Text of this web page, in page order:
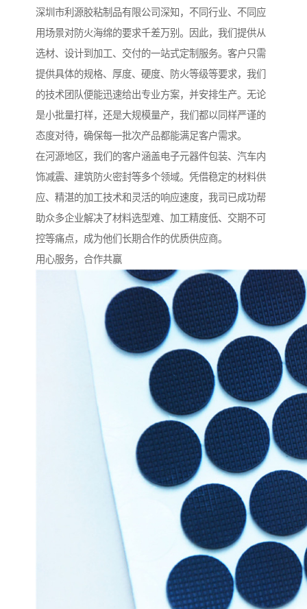
深圳市利源胶粘制品有限公司深知，不同行业、不同应
用场景对防火海绵的要求千差万别。因此，我们提供从
选材、设计到加工、交付的一站式定制服务。客户只需
提供具体的规格、厚度、硬度、防火等级等要求，我们
的技术团队便能迅速给出专业方案，并安排生产。无论
是小批量打样，还是大规模量产，我们都以同样严谨的
态度对待，确保每一批次产品都能满足客户需求。
在河源地区，我们的客户涵盖电子元器件包装、汽车内
饰减震、建筑防火密封等多个领域。凭借稳定的材料供
应、精湛的加工技术和灵活的响应速度，我司已成功帮
助众多企业解决了材料选型难、加工精度低、交期不可
控等痛点，成为他们长期合作的优质供应商。
用心服务，合作共赢